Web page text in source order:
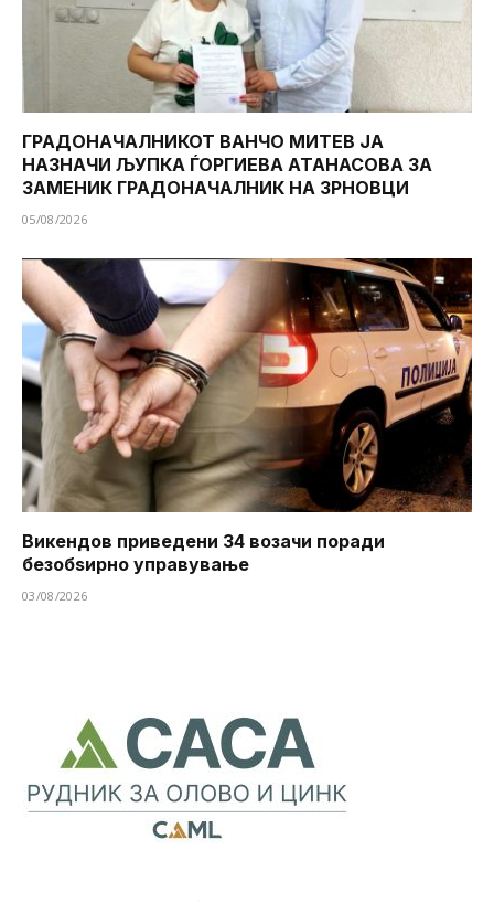
ГРАДОНАЧАЛНИКОТ ВАНЧО МИТЕВ ЈА
НАЗНАЧИ ЉУПКА ЃОРГИЕВА АТАНАСОВА ЗА
ЗАМЕНИК ГРАДОНАЧАЛНИК НА ЗРНОВЦИ
05/08/2026
Викендов приведени 34 возачи поради
безобѕирно управување
03/08/2026